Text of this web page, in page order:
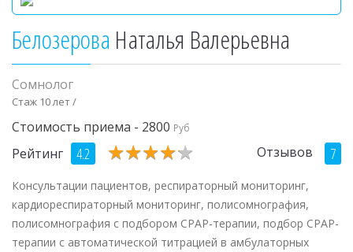
Белозерова Наталья Валерьевна
Сомнолог
Стаж 10 лет /
Стоимость приема - 2800 Руб
Рейтинг 4.2 ★★★★★
★★★★★ Отзывов 7
Консультации пациентов, респираторный мониторинг,
кардиореспираторный мониторинг, полисомнография,
полисомнография с подбором СРАР-терапии, подбор СРАР-
терапии с автоматической титрацией в амбулаторных